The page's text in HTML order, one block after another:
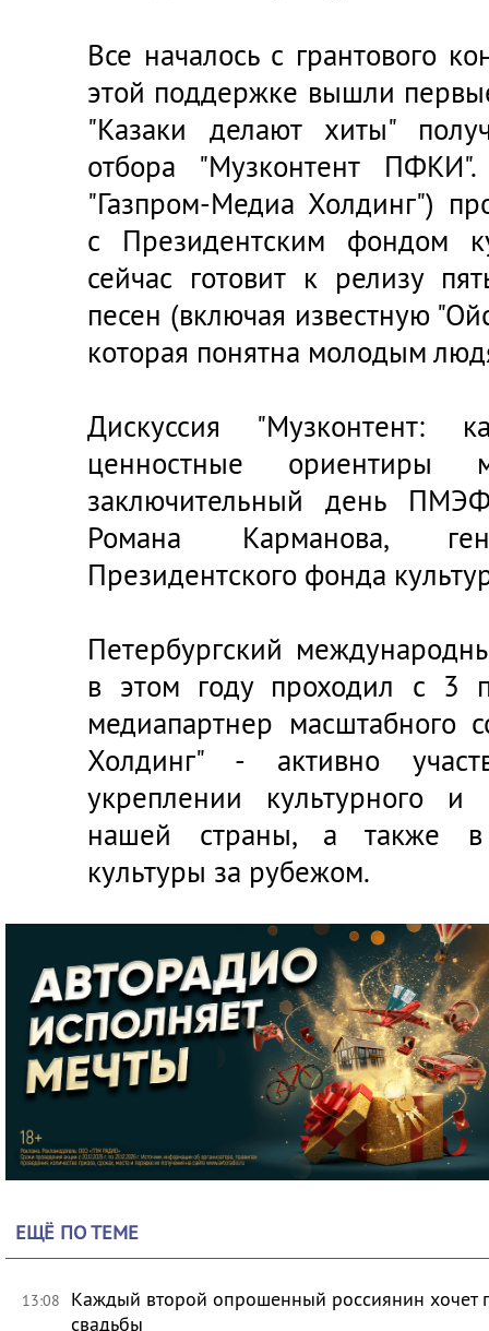
Все началось с грантового
этой поддержке вышли
"Казаки делают хиты"
отбора "Музконтент
"Газпром-Медиа Холдинг")
с Президентским фондом
сейчас готовит к релизу
песен (включая известную
которая понятна молодым
Дискуссия "Музконтент:
ценностные
заключительный день
Романа Карманова,
Президентского фонда
Петербургский
в этом году проходил с 3
медиапартнер масштабного
Холдинг" - активно
укреплении культурного и
нашей страны, а также в
культуры за рубежом.
ЕЩЁ ПО ТЕМЕ
13:08
Каждый второй опрошенный россиянин хочет
свадьбы